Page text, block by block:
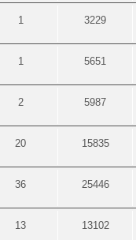
1 3229
1 5651
2 5987
20 15835
36 25446
13 13102